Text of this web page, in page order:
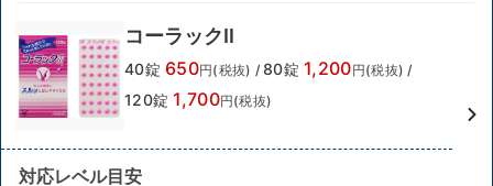
コーラックⅡ
40錠 650円(税抜) / 80錠 1,200円(税抜) /
120錠 1,700円(税抜)
対応レベル目安